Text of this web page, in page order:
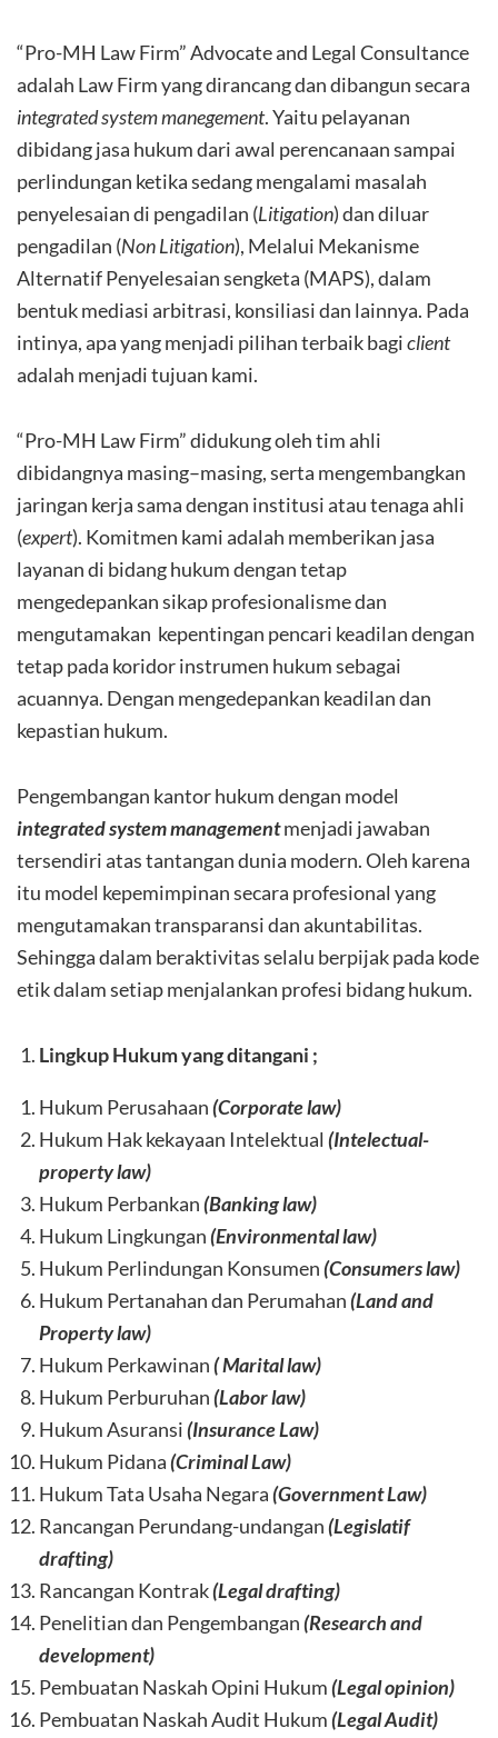
“Pro-MH Law Firm” Advocate and Legal Consultance
adalah Law Firm yang dirancang dan dibangun secara
integrated system manegement. Yaitu pelayanan
dibidang jasa hukum dari awal perencanaan sampai
perlindungan ketika sedang mengalami masalah
penyelesaian di pengadilan (Litigation) dan diluar
pengadilan (Non Litigation), Melalui Mekanisme
Alternatif Penyelesaian sengketa (MAPS), dalam
bentuk mediasi arbitrasi, konsiliasi dan lainnya. Pada
intinya, apa yang menjadi pilihan terbaik bagiclient
adalah menjadi tujuan kami.
“Pro-MH Law Firm” didukung oleh tim ahli
dibidangnya masing–masing, serta mengembangkan
jaringan kerja sama dengan institusi atau tenaga ahli
(expert). Komitmen kami adalah memberikan jasa
layanan di bidang hukum dengan tetap
mengedepankan sikap profesionalisme dan
mengutamakan kepentingan pencari keadilan dengan
tetap pada koridor instrumen hukum sebagai
acuannya. Dengan mengedepankan keadilan dan
kepastian hukum.
Pengembangan kantor hukum dengan model
integrated system managementmenjadi jawaban
tersendiri atas tantangan dunia modern. Oleh karena
itu model kepemimpinan secara profesional yang
mengutamakan transparansi dan akuntabilitas.
Sehingga dalam beraktivitas selalu berpijak pada kode
etik dalam setiap menjalankan profesi bidang hukum.
Lingkup Hukum yang ditangani ;
Hukum Perusahaan(Corporate law)
Hukum Hak kekayaan Intelektual (Intelectual-
property law)
Hukum Perbankan(Banking law)
Hukum Lingkungan(Environmental law)
Hukum Perlindungan Konsumen(Consumers law)
Hukum Pertanahan dan Perumahan(Land and
Property law)
Hukum Perkawinan( Marital law)
Hukum Perburuhan(Labor law)
Hukum Asuransi(Insurance Law)
Hukum Pidana(Criminal Law)
Hukum Tata Usaha Negara(Government Law)
Rancangan Perundang-undangan(Legislatif
drafting)
Rancangan Kontrak(Legal drafting)
Penelitian dan Pengembangan(Research and
development)
Pembuatan Naskah Opini Hukum(Legal opinion)
Pembuatan Naskah Audit Hukum(Legal Audit)